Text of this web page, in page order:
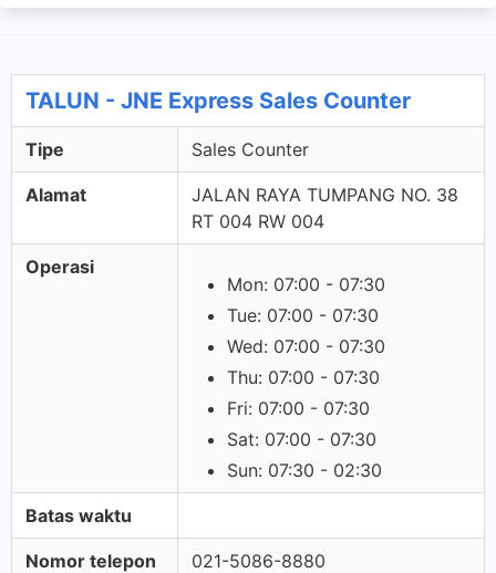
TALUN - JNE Express Sales Counter
Tipe Sales Counter
Alamat
JALAN RAYA TUMPANG NO. 38
RT 004 RW 004
Operasi
Mon: 07:00 - 07:30
Tue: 07:00 - 07:30
Wed: 07:00 - 07:30
Thu: 07:00 - 07:30
Fri: 07:00 - 07:30
Sat: 07:00 - 07:30
Sun: 07:30 - 02:30
Batas waktu
Nomor telepon 021-5086-8880